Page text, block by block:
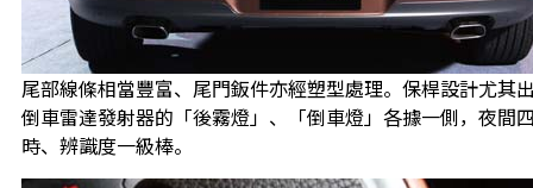
尾部線條相當豐富、尾門鈑件亦經塑型處理。保桿設計尤其
倒車雷達發射器的「後霧燈」、「倒車燈」各據一側，夜間
時、辨識度一級棒。